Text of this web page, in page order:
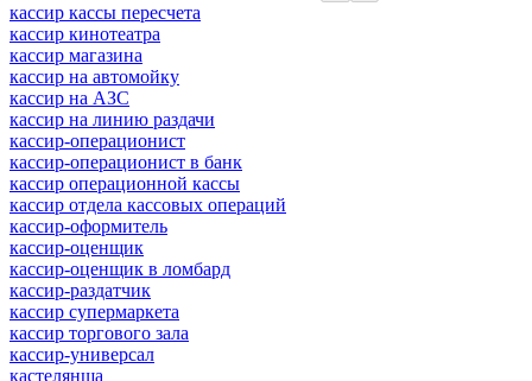
кассир кассы пересчета
кассир кинотеатра
кассир магазина
кассир на автомойку
кассир на АЗС
кассир на линию раздачи
кассир-операционист
кассир-операционист в банк
кассир операционной кассы
кассир отдела кассовых операций
кассир-оформитель
кассир-оценщик
кассир-оценщик в ломбард
кассир-раздатчик
кассир супермаркета
кассир торгового зала
кассир-универсал
кастелянша